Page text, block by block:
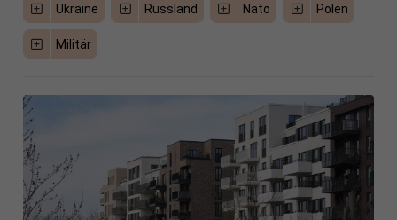
Ukraine Russland Nato Polen
Militär